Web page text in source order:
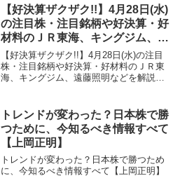
資の情報をお届け。真剣に一歩抜きん出
たい人のための番組...
【好決算ザクザク!!】4月28日(水)
の注目株・注目銘柄や好決算・好
材料のＪＲ東海、キングジム、遠
藤照明などを解説【上岡正明・
MBA保有の脳科学者】
【好決算ザクザク!!】4月28日(水)の注目
株・注目銘柄や好決算・好材料のＪＲ東
海、キングジム、遠藤照明などを解説
ルでは…株式投資、経済ニュース、資産
運用、自己投資...
トレンドが変わった？日本株で勝
つために、今知るべき情報すべて
【上岡正明】
トレンドが変わった？日本株で勝つため
に、今知るべき情報すべて【上岡正明】